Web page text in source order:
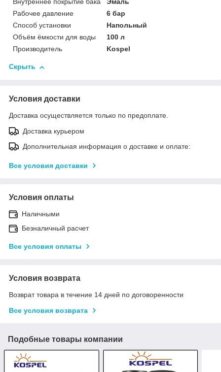
Внутреннее покрытие бака
Эмаль
Рабочее давление
6 бар
Способ установки
Напольный
Объём ёмкости для воды
100 л
Производитель
Kospel
Скрыть
Условия доставки
Доставка осуществляется только по предоплате.
Доставка курьером
Дополнительная информация о доставке и оплате:
Все условия доставки
Условия оплаты
Наличными
Безналичный расчет
Все условия оплаты
Условия возврата
Возврат товара в течение 14 дней по договоренности
Все условия возврата
Подобные товары компании